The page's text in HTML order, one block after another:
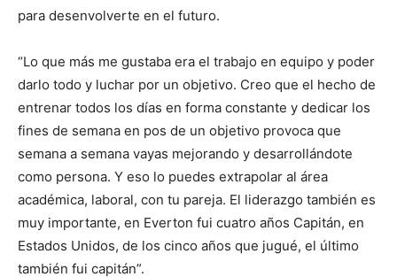
para desenvolverte en el futuro.
“Lo que más me gustaba era el trabajo en equipo y poder
darlo todo y luchar por un objetivo. Creo que el hecho de
entrenar todos los días en forma constante y dedicar los
fines de semana en pos de un objetivo provoca que
semana a semana vayas mejorando y desarrollándote
como persona. Y eso lo puedes extrapolar al área
académica, laboral, con tu pareja. El liderazgo también es
muy importante, en Everton fui cuatro años Capitán, en
Estados Unidos, de los cinco años que jugué, el último
también fui capitán”.